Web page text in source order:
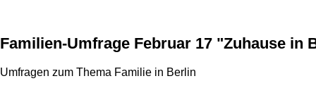
Familien-Umfrage Februar 17 "Zuhause in
Umfragen zum Thema Familie in Berlin